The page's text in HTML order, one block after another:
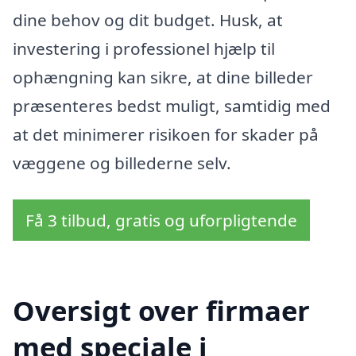
dine behov og dit budget. Husk, at
investering i professionel hjælp til
ophængning kan sikre, at dine billeder
præsenteres bedst muligt, samtidig med
at det minimerer risikoen for skader på
væggene og billederne selv.
Få 3 tilbud, gratis og uforpligtende
Oversigt over firmaer
med speciale i